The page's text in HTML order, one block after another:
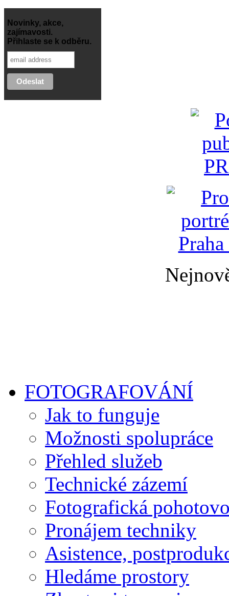
Novinky, akce,
zajímavosti.
Přihlaste se k odběru.
FOTOGRAFOVÁNÍ
Jak to funguje
Možnosti spolupráce
Přehled služeb
Technické zázemí
Fotografická
Pronájem techniky
Asistence,
Hledáme prostory